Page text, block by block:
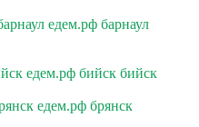
едем.рф барнаул
едем.рф бийск бийск
едем.рф брянск